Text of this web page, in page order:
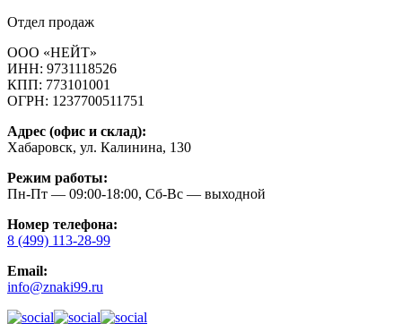
Отдел продаж
ООО «НЕЙТ»
ИНН: 9731118526
КПП: 773101001
ОГРН: 1237700511751
Адрес (офис и склад):
Хабаровск, ул. Калинина, 130
Режим работы:
Пн-Пт — 09:00-18:00, Сб-Вс — выходной
Номер телефона:
8 (499) 113-28-99
Email:
info@znaki99.ru